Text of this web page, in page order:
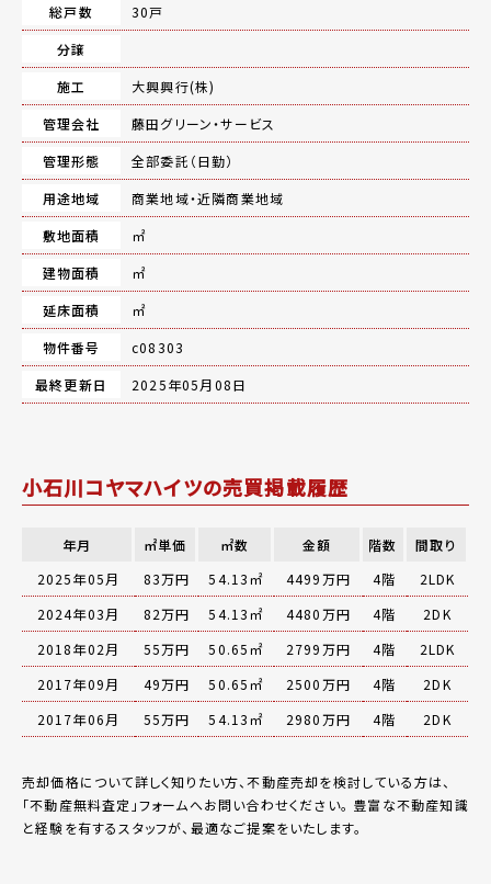
総戸数
30戸
分譲
施工
大興興行(株)
管理会社
藤田グリーン・サービス
管理形態
全部委託（日勤）
用途地域
商業地域・近隣商業地域
敷地面積
㎡
建物面積
㎡
延床面積
㎡
物件番号
c08303
最終更新日
2025年05月08日
小石川コヤマハイツの売買掲載履歴
年月 ㎡単価 ㎡数 金額 階数
間取り
2025年05月
83万円 54.13㎡ 4499万円 4階
2LDK
2024年03月
82万円 54.13㎡ 4480万円 4階
2DK
2018年02月
55万円 50.65㎡ 2799万円 4階
2LDK
2017年09月
49万円 50.65㎡ 2500万円 4階
2DK
2017年06月
55万円 54.13㎡ 2980万円 4階 2DK
売却価格について詳しく知りたい方、不動産売却を検討している方は、
「不動産無料査定 」フォームへお問い合わせください。 豊富な不動産知識
と経験を有するスタッフが、最適なご提案をいたします。